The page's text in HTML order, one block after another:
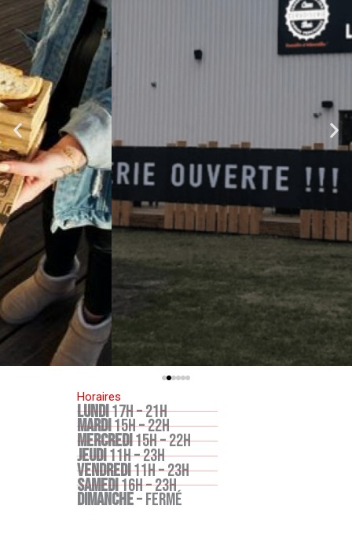
Horaires
LUNDI17H – 21H
MARDI15H – 22H
MERCREDI15H – 22H
JEUDI11H – 23H
VENDREDI11H – 23H
SAMEDI16H – 23H
DIMANCHE– FERMÉ